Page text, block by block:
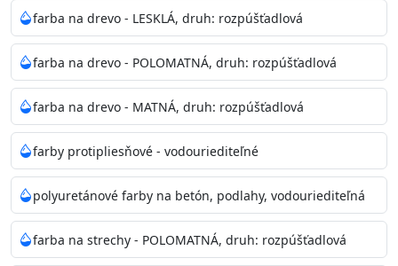
Informácie k aplikácií
Pred použitím farbu narieďte do 10% vodou podľa
spôsobu aplikácie. Dobre premiešajte a občas opakujte
aj počas náteru. Naneste jednu
vrstvu štetcom, valčekom alebo striekacou pištoľou
farba zasychá na dotyk po 30-60min./23°C po
dokonalom preschnutí minimálne 3-
4hod/23°C je možné aplikovať ďalšiu vrstvu náteru.
Doba schnutia je závislá na poveternostných
podmienkach s vyššou vlhkosťou a nižšou
teplotou sa doba schnutia predlžuje.
farba na drevo - LESKLÁ, druh: rozpúšťadlová
farba na drevo - POLOMATNÁ, druh: rozpúšťadlová
farba na drevo - MATNÁ, druh: rozpúšťadlová
farby protipliesňové - vodouriediteľné
polyuretánové farby na betón, podlahy, vodouriediteľná
farba na strechy - POLOMATNÁ, druh: rozpúšťadlová